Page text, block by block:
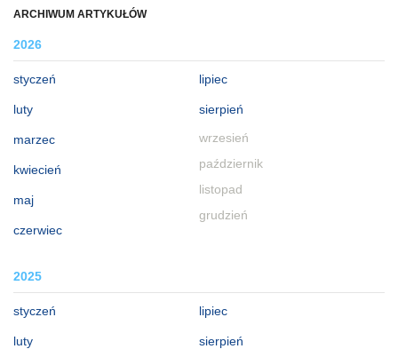
ARCHIWUM ARTYKUŁÓW
2026
styczeń
luty
marzec
kwiecień
maj
czerwiec
lipiec
sierpień
wrzesień
październik
listopad
grudzień
2025
styczeń
luty
lipiec
sierpień